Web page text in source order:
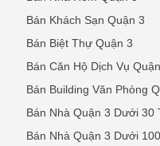
Bán Khách Sạn Quận 3
Bán Biệt Thự Quận 3
Bán Căn Hộ Dịch Vụ
Bán Building Văn Phòng
Bán Nhà Quận 3 Dưới 30
Bán Nhà Quận 3 Dưới